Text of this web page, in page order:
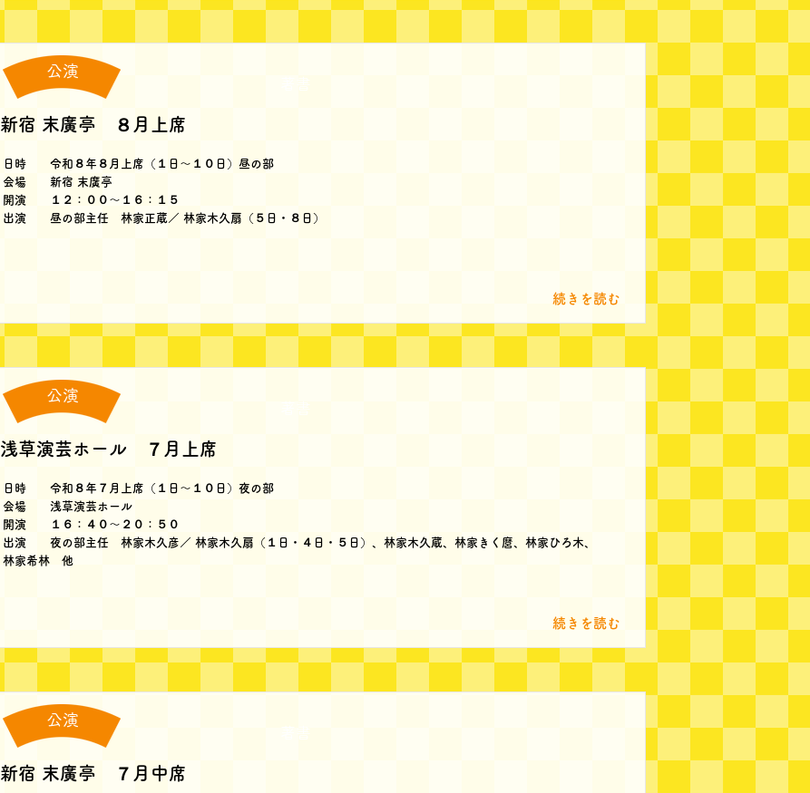
公演
新宿 末廣亭 ８月上席
日時 令和８年８月上席（１日～１０日）昼の部
会場 新宿 末廣亭
開演 １２：００～１６：１５
出演 昼の部主任 林家正蔵／ 林家木久扇（５日・８日）
続きを読む
公演
浅草演芸ホール ７月上席
日時 令和８年７月上席（１日～１０日）夜の部
会場 浅草演芸ホール
開演 １６：４０～２０：５０
出演 夜の部主任 林家木久彦／ 林家木久扇（１日・４日・５日）、林家木久蔵、林家きく麿、林家ひろ木、
林家希林 他
続きを読む
公演
新宿 末廣亭 ７月中席